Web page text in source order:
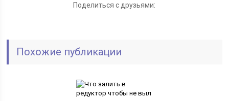
Поделиться с друзьями:
Похожие публикации